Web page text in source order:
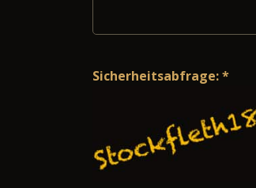
Sicherheitsabfrage: *